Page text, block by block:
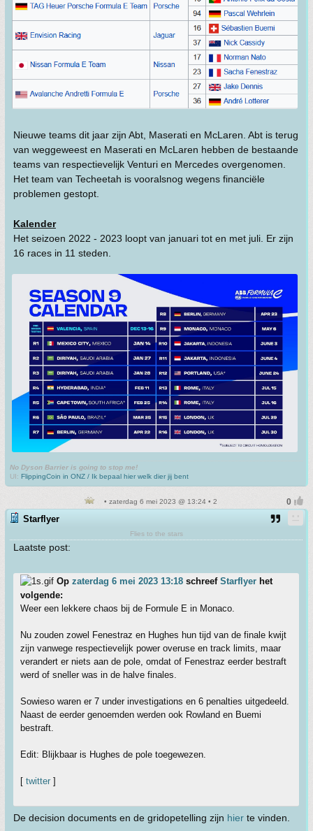
Nieuwe teams dit jaar zijn Abt, Maserati en McLaren. Abt is terug
van weggeweest en Maserati en McLaren hebben de bestaande
teams van respectievelijk Venturi en Mercedes overgenomen.
Het team van Techeetah is vooralsnog wegens financiële
problemen gestopt.
Kalender
Het seizoen 2022 - 2023 loopt van januari tot en met juli. Er zijn
16 races in 11 steden.
No Dyson Barrier is going to stop me!
UI: FlippingCoin in ONZ / Ik bepaal hier welk dier jij bent
• zaterdag 6 mei 2023 @ 13:24 • 2
Starflyer
Flies to the stars
Laatste post:
Op zaterdag 6 mei 2023 13:18 schreef Starflyer het
volgende:
Weer een lekkere chaos bij de Formule E in Monaco.
Nu zouden zowel Fenestraz en Hughes hun tijd van de finale kwijt
zijn vanwege respectievelijk power overuse en track limits, maar
verandert er niets aan de pole, omdat of Fenestraz eerder bestraft
werd of sneller was in de halve finales.
Sowieso waren er 7 under investigations en 6 penalties uitgedeeld.
Naast de eerder genoemden werden ook Rowland en Buemi
bestraft.
Edit: Blijkbaar is Hughes de pole toegewezen.
[ twitter ]
De decision documents en de gridopetelling zijn hier te vinden.